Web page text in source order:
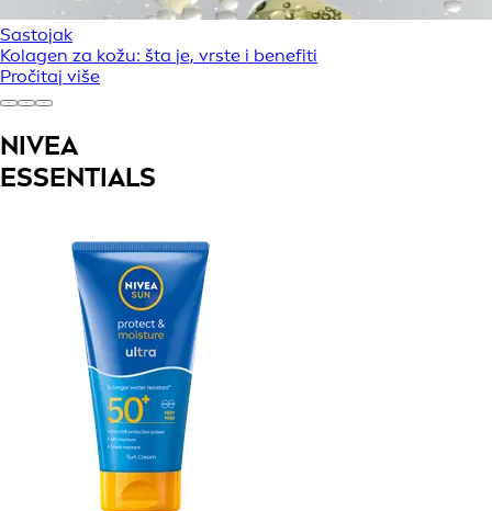
Sastojak
Kolagen za kožu: šta je, vrste i benefiti
Pročitaj više
NIVEA
ESSENTIALS